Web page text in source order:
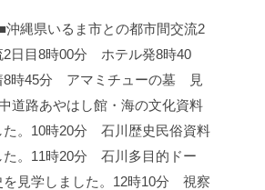
沖縄県いるま市との都市間交流2
日目8時00分 ホテル発8時40
8時45分 アマミチューの墓 見
道路あやはし館・海の文化資料
。 10時20分 石川歴史民俗資料
。 11時20分 石川多目的ドー
見学しました。 12時10分 視察